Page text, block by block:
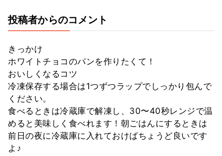
投稿者からのコメント
きっかけ
ホワイトチョコのパンを作りたくて！
おいしくなるコツ
冷凍保存する場合は1つずつラップでしっかり包んで
ください。
食べるときは冷蔵庫で解凍し、30〜40秒レンジで温
めると美味しく食べれます！朝ごはんにするときは
前日の夜に冷蔵庫に入れておけばちょうど良いです
よ♪